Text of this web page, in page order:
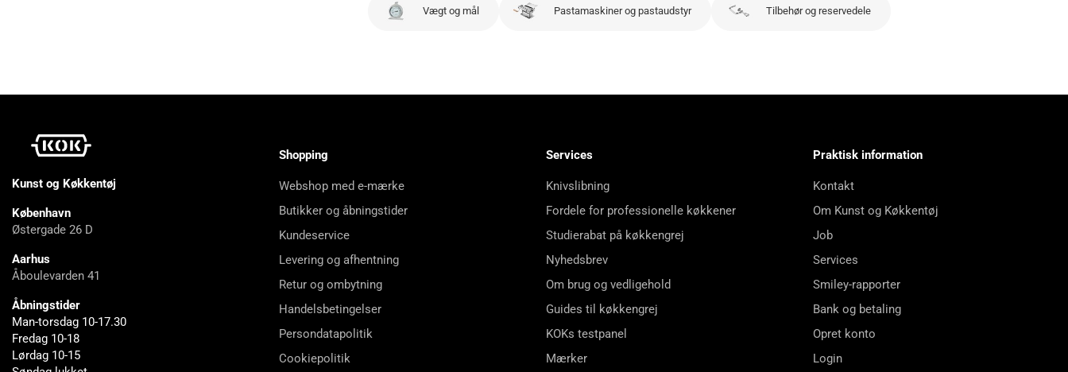
Vægt og mål Pastamaskiner og pastaudstyr Tilbehør og reservedele
Kunst og Køkkentøj
København
Østergade 26 D
Aarhus
Åboulevarden 41
Åbningstider
Man-torsdag 10-17.30
Fredag 10-18
Lørdag 10-15
Shopping
Webshop med e-mærke
Butikker og åbningstider
Kundeservice
Levering og afhentning
Retur og ombytning
Handelsbetingelser
Persondatapolitik
Cookiepolitik
Services
Knivslibning
Fordele for professionelle køkkener
Studierabat på køkkengrej
Nyhedsbrev
Om brug og vedligehold
Guides til køkkengrej
KOKs testpanel
Mærker
Praktisk information
Kontakt
Om Kunst og Køkkentøj
Job
Services
Smiley-rapporter
Bank og betaling
Opret konto
Login